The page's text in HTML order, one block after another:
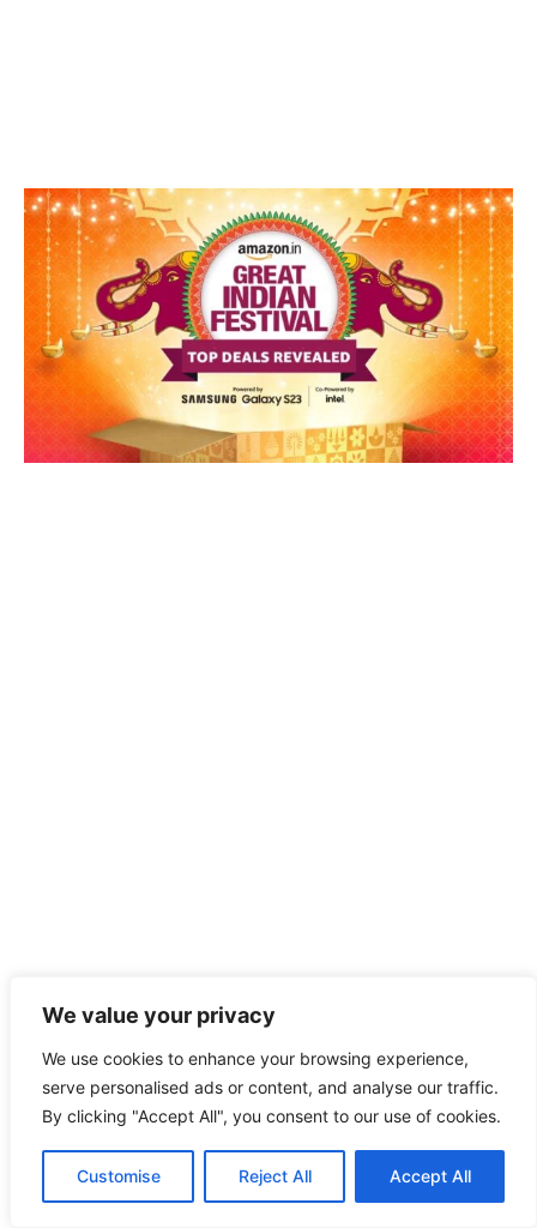
We value your privacy
We use cookies to enhance your browsing experience,
serve personalised ads or content, and analyse our traffic.
By clicking "Accept All", you consent to our use of cookies.
Customise Reject All Accept All